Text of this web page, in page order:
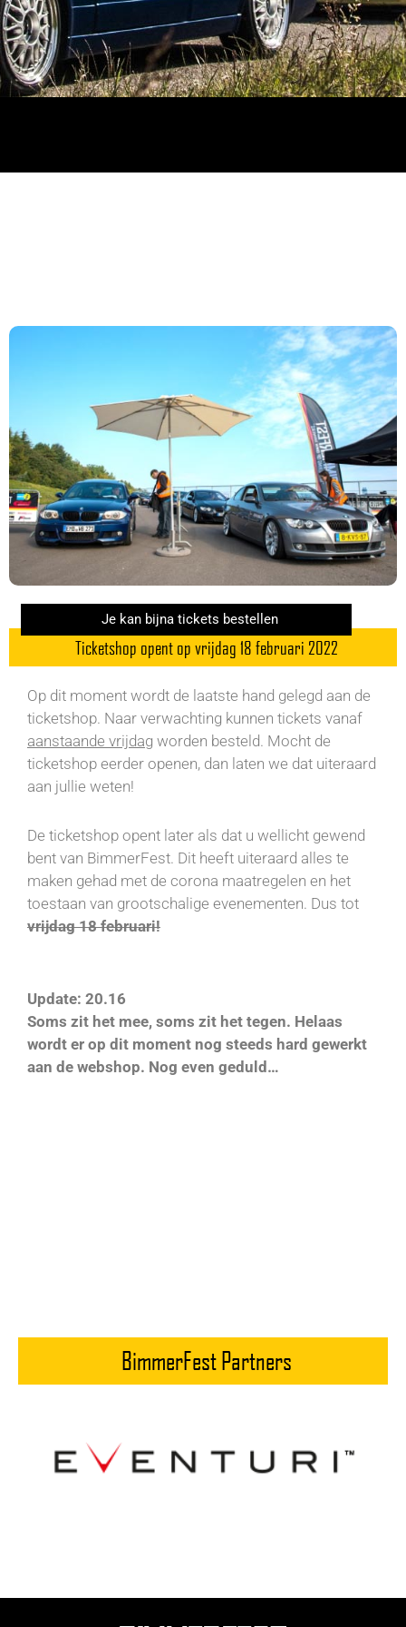
Je kan bijna tickets bestellen
Ticketshop opent op vrijdag 18 februari 2022
Op dit moment wordt de laatste hand gelegd aan de
ticketshop. Naar verwachting kunnen tickets vanaf
aanstaande vrijdag worden besteld. Mocht de
ticketshop eerder openen, dan laten we dat uiteraard
aan jullie weten!
De ticketshop opent later als dat u wellicht gewend
bent van BimmerFest. Dit heeft uiteraard alles te
maken gehad met de corona maatregelen en het
toestaan van grootschalige evenementen. Dus tot
vrijdag 18 februari!
Update: 20.16
Soms zit het mee, soms zit het tegen. Helaas
wordt er op dit moment nog steeds hard gewerkt
aan de webshop. Nog even geduld…
BimmerFest Partners